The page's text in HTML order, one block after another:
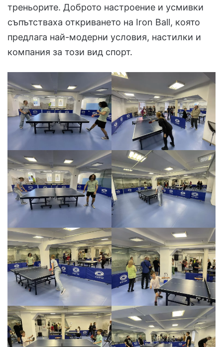
треньорите. Доброто настроение и усмивки
съпътстваха откриването на Iron Ball, която
предлага най-модерни условия, настилки и
компания за този вид спорт.